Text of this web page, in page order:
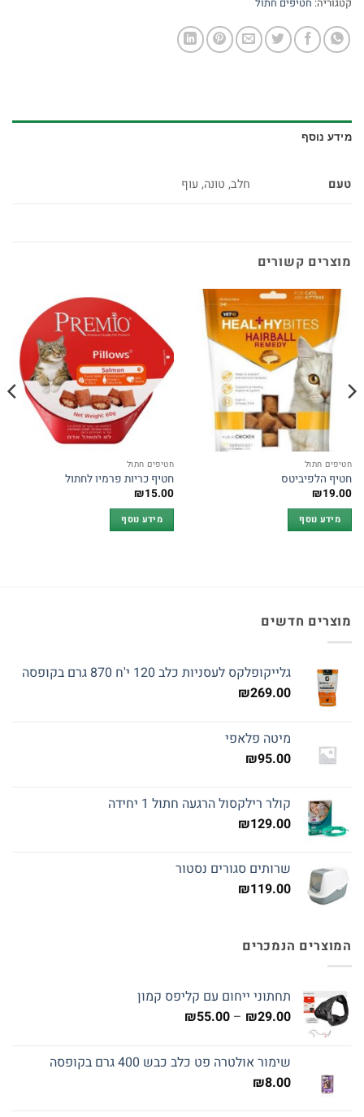
קטגוריה: חטיפים חתול
מידע נוסף
טעם חלב, טונה, עוף
מוצרים קשורים
חטיפים חתול
חטיף הלפיביטס
₪19.00
מידע נוסף
חטיפים חתול
חטיף כריות פרמיו לחתול
₪15.00
מידע נוסף
מוצרים חדשים
גלייקופלקס לעסניות כלב 120 י'ח 870 גרם בקופסה
₪269.00
מיטה פלאפי
₪95.00
קולר רילקסול הרגעה חתול 1 יחידה
₪129.00
שרותים סגורים נסטור
₪119.00
המוצרים הנמכרים
תחתוני ייחום עם קליפס קמון
₪29.00
–
₪55.00
עד
שימור אולטרה פט כלב כבש 400 גרם בקופסה
₪8.00